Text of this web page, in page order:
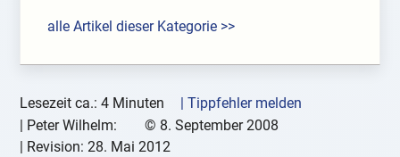
alle Artikel dieser Kategorie >>
Lesezeit ca.: 4 Minuten
| Tippfehler melden
Peter Wilhelm: © 8. September 2008
| Revision:28. Mai 2012